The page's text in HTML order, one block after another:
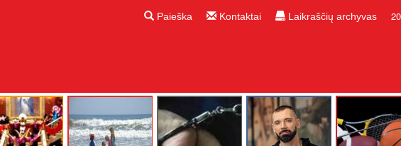
Paieška Kontaktai Laikraščių archyvas